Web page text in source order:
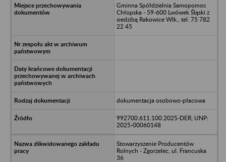
Gminna Spółdzielnia Samopomoc
Chłopska - 59-600 Lwówek Śląski z
siedzibą Rakowice Wlk., tel. 75 782
22 45
dokumentacja osobowo-płacowa
992700.611.100.2025-DER; UNP:
2025-00060148
Stowarzyszenie Producentów
Rolnych - Zgorzelec, ul. Francuska
36